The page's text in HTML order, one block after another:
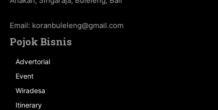
Email: koranbuleleng@gmail.com
Pojok Bisnis
Advertorial
Event
Wiradesa
Itinerary